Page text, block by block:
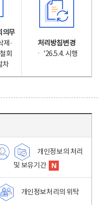
의무
제·
회
차
처리방침변경
ㆍ '26.5.4. 시행
개인정보의 처리
및 보유기간
개인정보처리의 위탁